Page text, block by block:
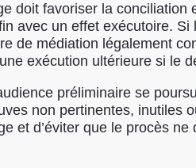
doit favoriser la
avec un effet exécutoire.
de médiation légalement
exécution ultérieure si le
préliminaire se
non pertinentes,
et d’éviter que le procès